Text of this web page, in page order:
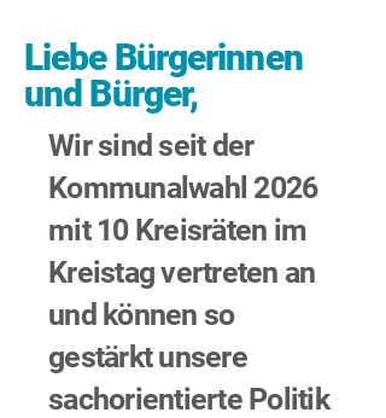
​Liebe Bürgerinnen
und Bürger,
Wir sind seit der
Kommunalwahl 2026
mit 10 Kreisräten im
Kreistag vertreten an
und können so
gestärkt unsere
sachorientierte Politik